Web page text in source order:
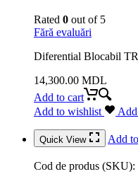
Rated 0 out of 5
Fără evaluări
Diferential Blocabil
14,300.00 MDL
Add to cart
Add to wishlist
Add
Quick View Add
Cod de produs (SKU):